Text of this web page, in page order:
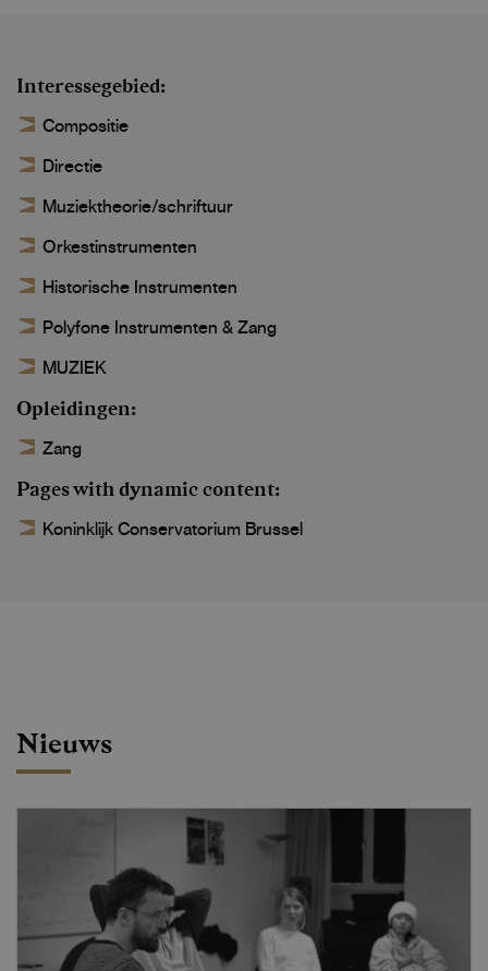
Interessegebied
Compositie
Directie
Muziektheorie/schriftuur
Orkestinstrumenten
Historische Instrumenten
Polyfone Instrumenten & Zang
MUZIEK
Opleidingen
Zang
Pages with dynamic content
Koninklijk Conservatorium Brussel
Nieuws